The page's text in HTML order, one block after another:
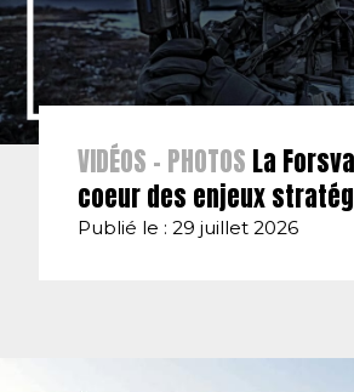
VIDÉOS - PHOTOS La
coeur des enjeux
Publié le : 29 juillet 2026